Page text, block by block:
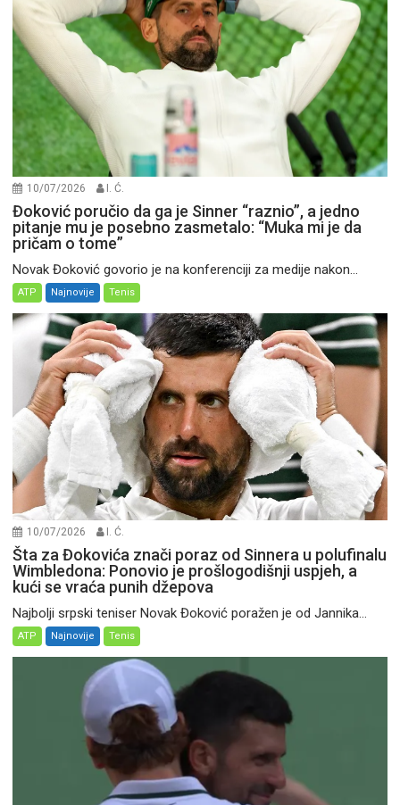
10/07/2026 I. Ć.
Đoković poručio da ga je Sinner “raznio”, a jedno
pitanje mu je posebno zasmetalo: “Muka mi je da
pričam o tome”
Novak Đoković govorio je na konferenciji za medije nakon...
ATP Najnovije Tenis
10/07/2026 I. Ć.
Šta za Đokovića znači poraz od Sinnera u polufinalu
Wimbledona: Ponovio je prošlogodišnji uspjeh, a
kući se vraća punih džepova
Najbolji srpski teniser Novak Đoković poražen je od Jannika...
ATP Najnovije Tenis